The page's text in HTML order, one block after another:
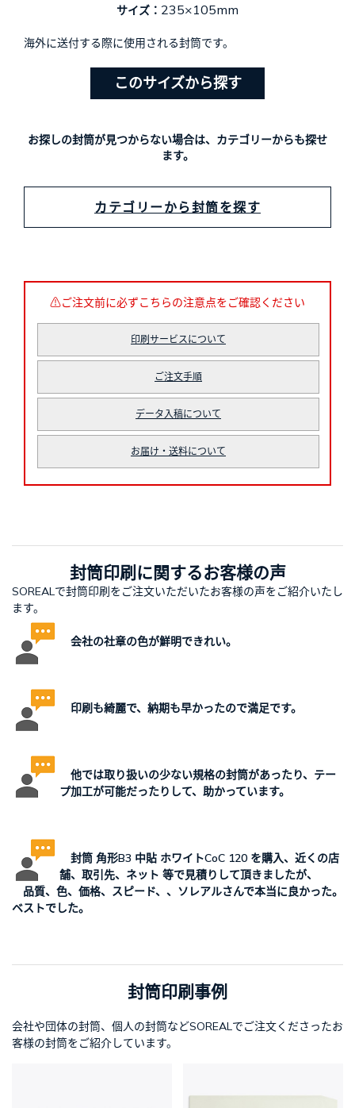
サイズ： 235×105mm
海外に送付する際に使用される封筒です。
このサイズから探す
お探しの封筒が見つからない場合は、カテゴリーからも探せ
ます。
カテゴリーから封筒を探す
⚠ご注文前に必ずこちらの注意点をご確認ください
印刷サービスについて
ご注文手順
データ入稿について
お届け・送料について
封筒印刷に関するお客様の声
SOREALで封筒印刷をご注文いただいたお客様の声をご紹介いたし
ます。
会社の社章の色が鮮明できれい。
印刷も綺麗で、納期も早かったので満足です。
他では取り扱いの少ない規格の封筒があったり、テー
プ加工が可能だったりして、助かっています。
封筒 角形B3 中貼 ホワイトCoC 120 を購入、近くの店
舗、取引先、ネット 等で見積りして頂きましたが、
品質、色、価格、スピード、、ソレアルさんで本当に良かった。
ベストでした。
封筒印刷事例
会社や団体の封筒、個人の封筒などSOREALでご注文くださったお
客様の封筒をご紹介しています。